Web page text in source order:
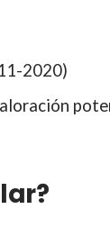
2020)